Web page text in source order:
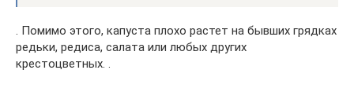
. Помимо этого, капуста плохо растет на бывших грядках
редьки, редиса, салата или любых других
крестоцветных. .